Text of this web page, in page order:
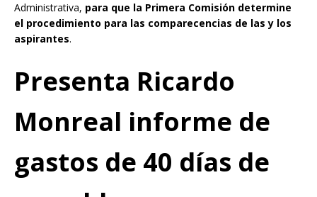
Administrativa, para que la Primera Comisión determine
el procedimiento para las comparecencias de las y los
aspirantes.
Presenta Ricardo
Monreal informe de
gastos de 40 días de